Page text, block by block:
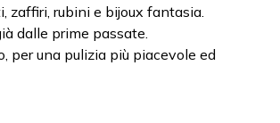
zaffiri, rubini e bijoux fantasia.
dalle prime passate.
per una pulizia più piacevole ed